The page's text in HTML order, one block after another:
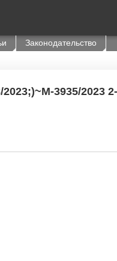
Законодательство
3935/2023